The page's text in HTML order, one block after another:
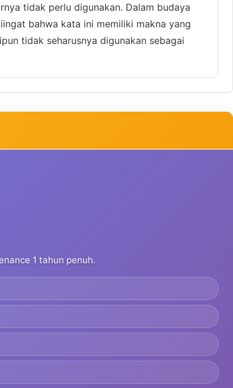
tidak perlu digunakan. Dalam budaya
bahwa kata ini memiliki makna yang
tidak seharusnya digunakan sebagai
1 tahun penuh.